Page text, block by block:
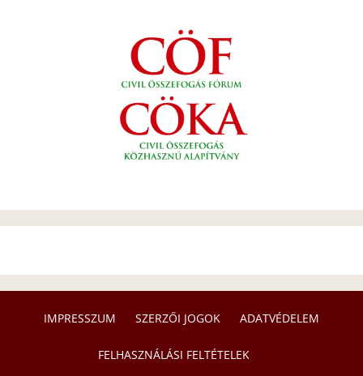
IMPRESSZUM SZERZŐI JOGOK ADATVÉDELEM
FELHASZNÁLÁSI FELTÉTELEK